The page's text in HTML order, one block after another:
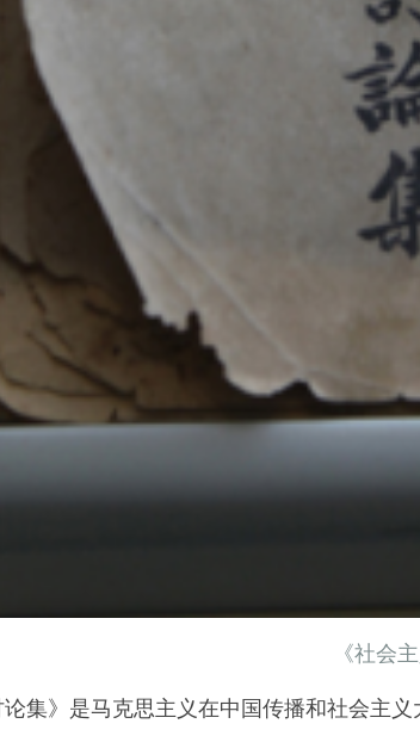
《社会
论集》是马克思主义在中国传播和社会主